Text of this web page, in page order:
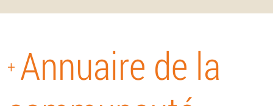
+ Annuaire de la